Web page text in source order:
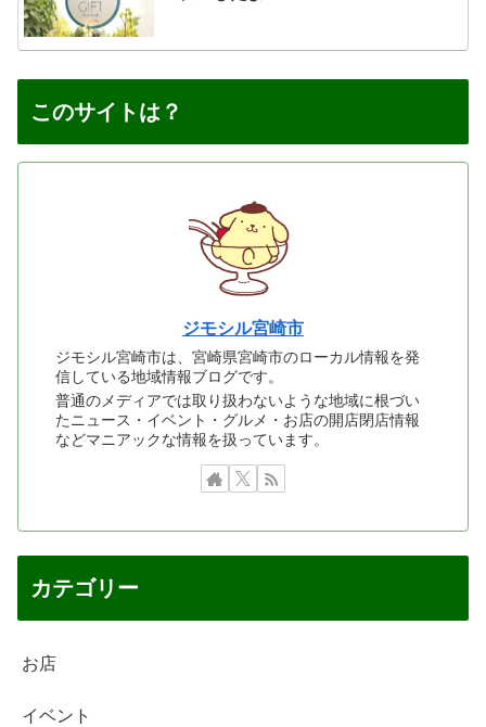
このサイトは？
ジモシル宮崎市
ジモシル宮崎市は、宮崎県宮崎市のローカル情報を発
信している地域情報ブログです。
普通のメディアでは取り扱わないような地域に根づい
たニュース・イベント・グルメ・お店の開店閉店情報
などマニアックな情報を扱っています。
カテゴリー
お店
イベント